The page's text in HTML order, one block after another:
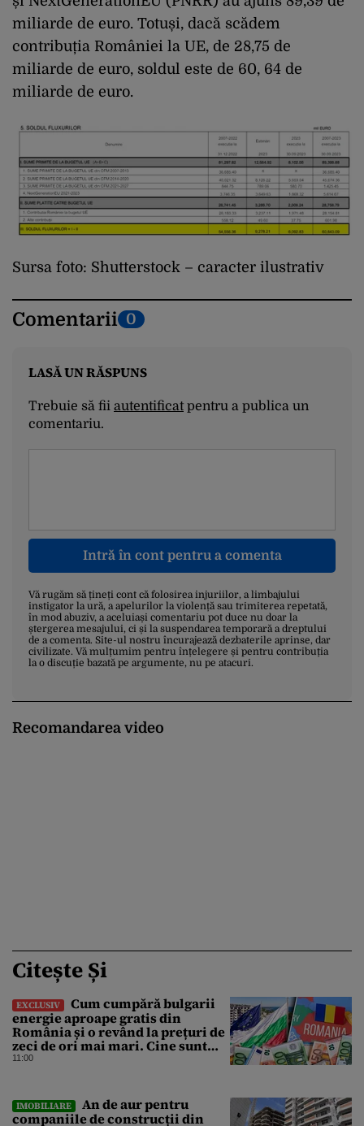
miliarde de euro. Totuși, dacă scădem
contribuția României la UE, de 28,75 de
miliarde de euro, soldul este de 60, 64 de
miliarde de euro.
Sursa foto: Shutterstock – caracter ilustrativ
Comentarii 0
LASĂ UN RĂSPUNS
Trebuie să fii autentificatpentru a publica un
comentariu.
Intră în cont pentru a comenta
Vă rugăm să țineți cont că folosirea injuriilor, a limbajului
instigator la ură, a apelurilor la violență sau trimiterea repetată,
în mod abuziv, a aceluiași comentariu pot duce nu doar la
ștergerea mesajului, ci și la suspendarea temporară a dreptului
de a comenta. Site-ul nostru încurajează dezbaterile aprinse, dar
civilizate. Vă mulțumim pentru înțelegere și pentru contribuția
la o discuție bazată pe argumente, nu pe atacuri.
Recomandarea video
Citește Și
EXCLUSIV
Cum cumpără bulgarii
energie aproape gratis din
România și o revând la prețuri de
zeci de ori mai mari. Cine sunt
noii „băieți deștepți” din energie
11:00
IMOBILIARE
An de aur pentru
companiile de construcții din